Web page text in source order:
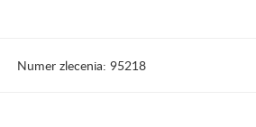
Numer zlecenia: 95218